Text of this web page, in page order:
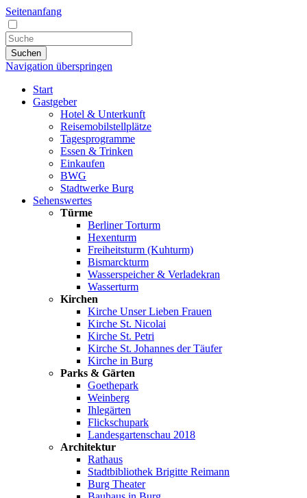
Seitenanfang
Suchen
Navigation überspringen
Start
Gastgeber
Hotel & Unterkunft
Reisemobilstellplätze
Tagesprogramme
Essen & Trinken
Einkaufen
BWG
Stadtwerke Burg
Sehenswertes
Türme
Berliner Torturm
Hexenturm
Freiheitsturm (Kuhturm)
Bismarckturm
Wasserspeicher & Verladekran
Wasserturm
Kirchen
Kirche Unser Lieben Frauen
Kirche St. Nicolai
Kirche St. Petri
Kirche St. Johannes der Täufer
Kirche in Burg
Parks & Gärten
Goethepark
Weinberg
Ihlegärten
Flickschupark
Landesgartenschau 2018
Architektur
Rathaus
Stadtbibliothek Brigitte Reimann
Burg Theater